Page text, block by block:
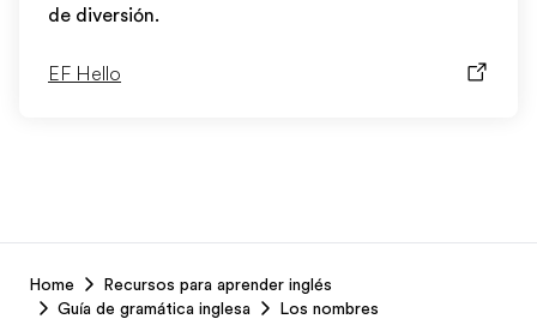
de diversión.
EF Hello
Footer
Home
Recursos para aprender inglés
Guía de gramática inglesa
Los nombres